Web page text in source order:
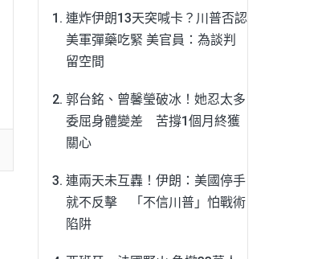
連炸伊朗13天突喊卡？川普否認
美軍彈藥吃緊 美官員：為談判
留空間
郭台銘、曾馨瑩破冰！她忍太多
委屈身體變差 苦撐1個月終獲
關心
連兩天未互轟！伊朗：美國停手
就不反擊 「不信川普」怕戰術
陷阱